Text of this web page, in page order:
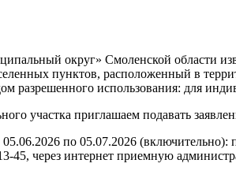
округ» Смоленской области
пунктов, расположенный в
использования: для
участка приглашаем подавать
по 05.07.2026
45, через интернет приемную